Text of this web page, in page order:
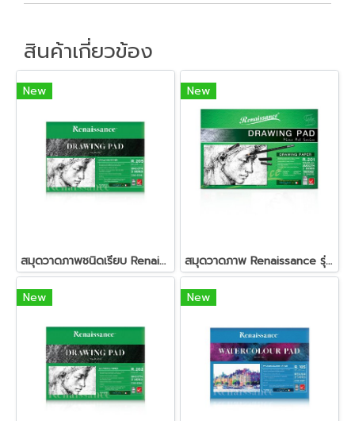
สินค้าเกี่ยวข้อง
New
สมุดวาดภาพชนิดเรียบ Renaissance รุ่น R-205 ขนาด A4
New
สมุดวาดภาพ Renaissance รุ่น R201 ขนาด 375x555 มม. (ผิวเรียบ)
New New